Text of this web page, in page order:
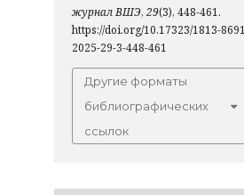
журнал ВШЭ, 29(3), 448-461.
https://doi.org/10.17323/1813-
2025-29-3-448-461
Другие форматы
библиографических
ссылок